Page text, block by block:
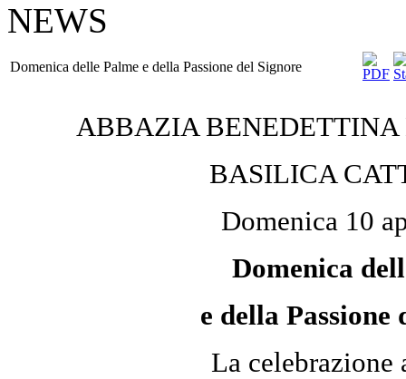
NEWS
Domenica delle Palme e della Passione del Signore
ABBAZIA
BASILICA
Domenica 10
Domenica
e della Passione
La celebrazione